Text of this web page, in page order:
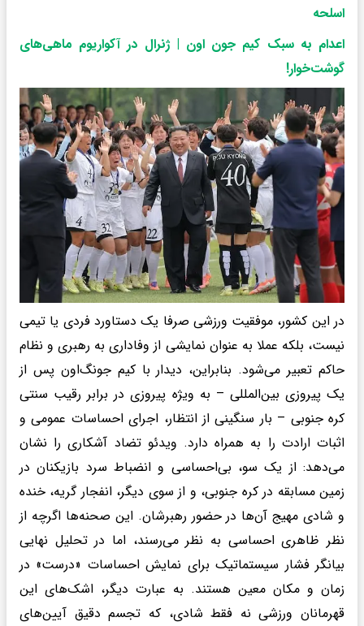
اسلحه
اعدام به سبک کیم جون اون | ژنرال در آکواریوم ماهی‌های
گوشت‌خوار!
در این کشور، موفقیت ورزشی صرفا یک دستاورد فردی یا تیمی
نیست، بلکه عملا به عنوان نمایشی از وفاداری به رهبری و نظام
حاکم تعبیر می‌شود. بنابراین، دیدار با کیم جونگ‌اون پس از
یک پیروزی بین‌المللی – به ویژه پیروزی در برابر رقیب سنتی
کره جنوبی – بار سنگینی از انتظار، اجرای احساسات عمومی و
اثبات ارادت را به همراه دارد. ویدئو تضاد آشکاری را نشان
می‌دهد: از یک سو، بی‌احساسی و انضباط سرد بازیکنان در
زمین مسابقه در کره جنوبی، و از سوی دیگر، انفجار گریه، خنده
و شادی مهیج آن‌ها در حضور رهبرشان. این صحنه‌ها اگرچه از
نظر ظاهری احساسی به نظر می‌رسند، اما در تحلیل نهایی
بیانگر فشار سیستماتیک برای نمایش احساسات «درست» در
زمان و مکان معین هستند. به عبارت دیگر، اشک‌های این
قهرمانان ورزشی نه فقط شادی، که تجسم دقیق آیین‌های